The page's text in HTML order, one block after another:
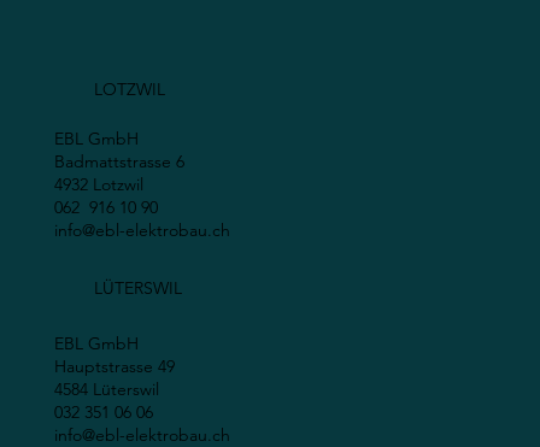
LOTZWIL
EBL GmbH
Badmattstrasse 6
4932 Lotzwil
062 916 10 90
info@ebl-elektrobau.ch
LÜTERSWIL
EBL GmbH
Hauptstrasse 49
4584 Lüterswil
032 351 06 06
info@ebl-elektrobau.ch